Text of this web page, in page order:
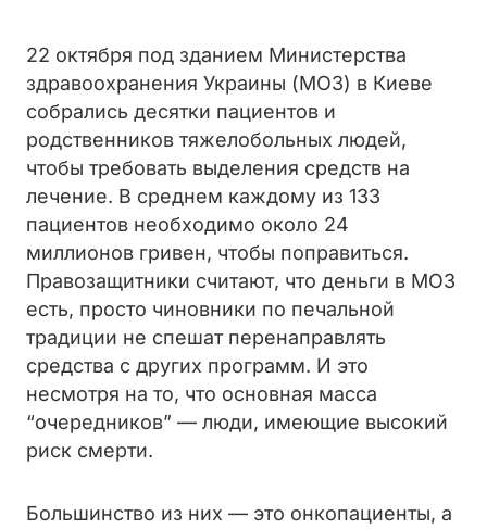
22 октября под зданием Министерства
здравоохранения Украины (МОЗ) в Киеве
собрались десятки пациентов и
родственников тяжелобольных людей,
чтобы требовать выделения средств на
лечение. В среднем каждому из 133
пациентов необходимо около 24
миллионов гривен, чтобы поправиться.
Правозащитники считают, что деньги в МОЗ
есть, просто чиновники по печальной
традиции не спешат перенаправлять
средства с других программ. И это
несмотря на то, что основная масса
“очередников” — люди, имеющие высокий
риск смерти.
Большинство из них — это онкопациенты, а